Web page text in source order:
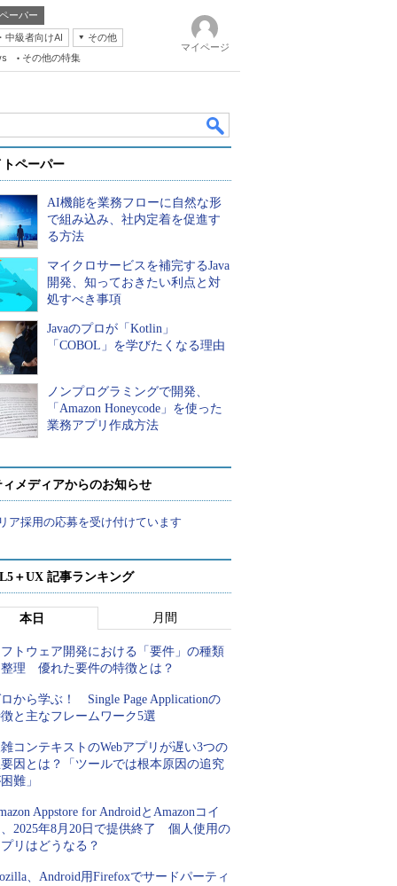
ーパー
中級者向けAI
その他
その他の特集
マイページ
ペーパー
AI機能を業務フローに自然な形
で組み込み、社内定着を促進す
る方法
マイクロサービスを補完するJava
開発、知っておきたい利点と対
処すべき事項
Javaのプロが「Kotlin」
「COBOL」を学びたくなる理由
ノンプログラミングで開発、
「Amazon Honeycode」を使った
業務アプリ作成方法
メディアからのお知らせ
ア採用の応募を受け付けています
＋UX 記事ランキング
本日 月間
トウェア開発における「要件」の種類
理 優れた要件の特徴とは？
から学ぶ！ Single Page Applicationの
と主なフレームワーク5選
コンテキストのWebアプリが遅い3つの
因とは？「ツールでは根本原因の追究
難」
Appstore for AndroidとAmazonコイ
2025年8月20日で提供終了 個人使用の
リはどうなる？
、Android用Firefoxでサードパーティ